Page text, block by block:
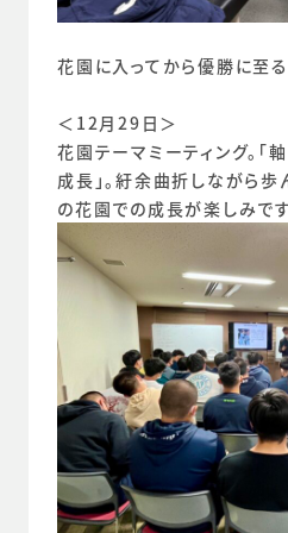
花園に入ってから優勝に至る
＜12月29日＞
花園テーマミーティング。「
成長」。紆余曲折しながら
の花園での成長が楽しみです